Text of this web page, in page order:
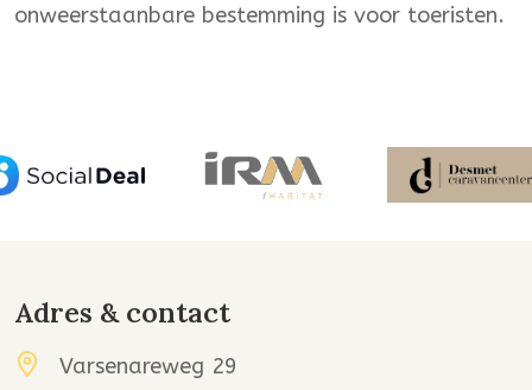
onweerstaanbare bestemming is voor toeristen.
Adres & contact
Varsenareweg 29